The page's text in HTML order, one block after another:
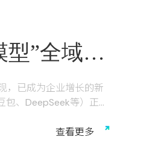
”全域营
海
，已成为企业增长的新
、DeepSeek等）正崛
服务创伟电机、杜肯电
查看更多